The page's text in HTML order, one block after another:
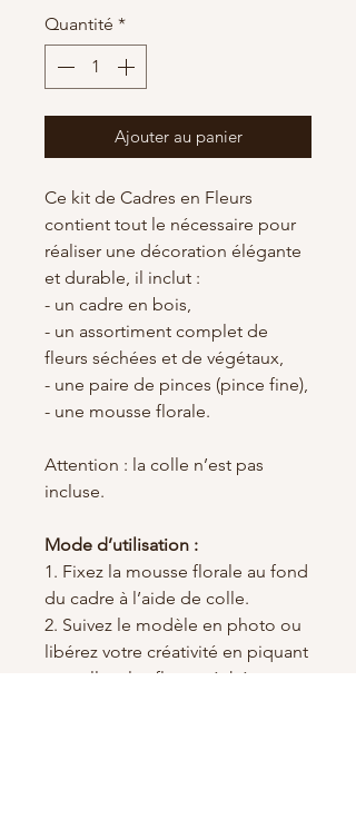
Quantité *
Ajouter au panier
Ce kit de Cadres en Fleurs
contient tout le nécessaire pour
réaliser une décoration élégante
et durable, il inclut :
- un cadre en bois,
- un assortiment complet de
fleurs séchées et de végétaux,
- une paire de pinces (pince fine),
- une mousse florale.
Attention : la colle n’est pas
incluse.
Mode d’utilisation :
1. Fixez la mousse florale au fond
du cadre à l’aide de colle.
2. Suivez le modèle en photo ou
libérez votre créativité en piquant
ou collant les fleurs séchées une